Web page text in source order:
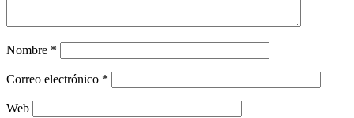
Nombre *
Correo electrónico *
Web